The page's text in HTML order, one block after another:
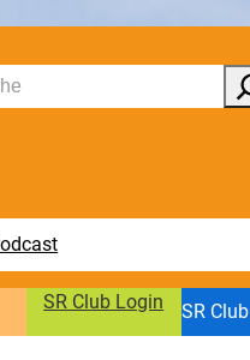
SR Club Login SR Club